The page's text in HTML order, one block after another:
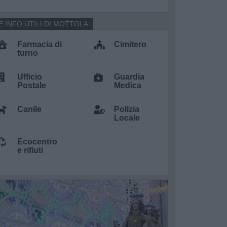
Farmacia di
turno
Cimitero
Ufficio
Postale
Guardia
Medica
Canile
Polizia
Locale
Ecocentro
e rifiuti
INFO UTILI DI MOTTOLA